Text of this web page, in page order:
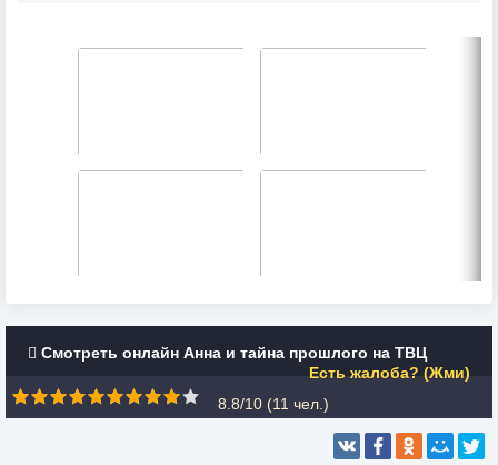
Смотреть онлайн Анна и тайна прошлого на ТВЦ
Есть жалоба? (Жми)
8.8/10 (11 чел.)